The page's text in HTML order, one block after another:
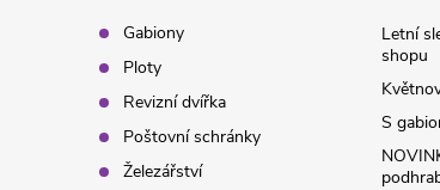
Gabiony
Ploty
Revizní dvířka
Poštovní schránky
Železářství
Letní
shopu
S